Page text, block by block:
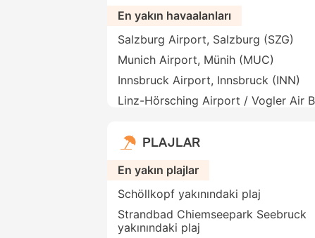
En yakın havaalanları
Salzburg Airport, Salzburg (SZG)
Munich Airport, Münih (MUC)
Innsbruck Airport, Innsbruck (INN)
Linz-Hörsching Airport / Vogler Air
PLAJLAR
En yakın plajlar
Schöllkopf yakınındaki plaj
Strandbad Chiemseepark Seebruck
yakınındaki plaj